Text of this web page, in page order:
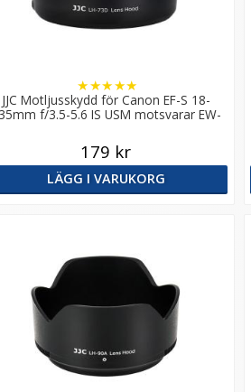
JJC Motljusskydd för Canon EF-S 18-
f/3.5-5.6 IS USM motsvarar EW-
★★★★★
179 kr
LÄGG I VARUKORG